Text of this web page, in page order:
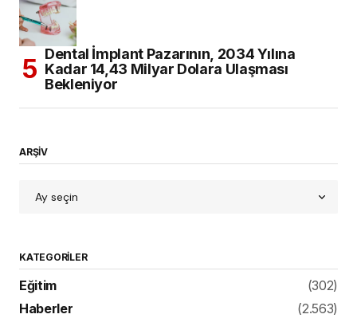
Dental İmplant Pazarının, 2034 Yılına
Kadar 14,43 Milyar Dolara Ulaşması
Bekleniyor
ARŞİV
KATEGORILER
Eğitim
(302)
Haberler
(2.563)